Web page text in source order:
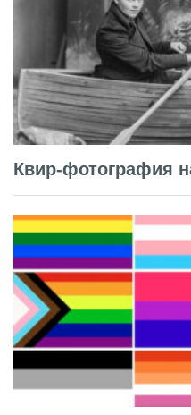
Квир-фотография